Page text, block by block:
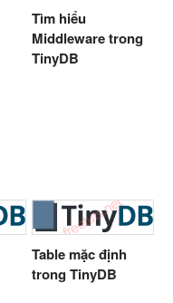
Tìm hiểu
Middleware trong
TinyDB
Table mặc định
trong TinyDB